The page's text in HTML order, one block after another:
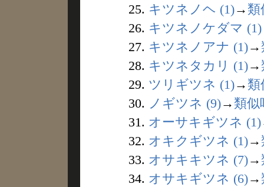
25. キツネノヘ (1)→ 類
26. キツネノケダマ (1)
27. キツネノアナ (1)→
28. キツネタカリ (1)→
29. ツリギツネ (1)→ 類
30. ノギツネ (9)→ 類似
31. オーサキギツネ (1)
32. オキクギツネ (1)→
33. オサキキツネ (7)→
34. オサキギツネ (6)→